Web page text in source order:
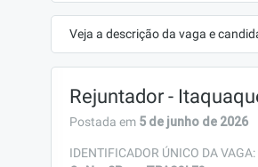
Veja a descrição da vaga e
Rejuntador -
Postada em 5 de junho de 2026
IDENTIFICADOR ÚNICO DA VAGA: